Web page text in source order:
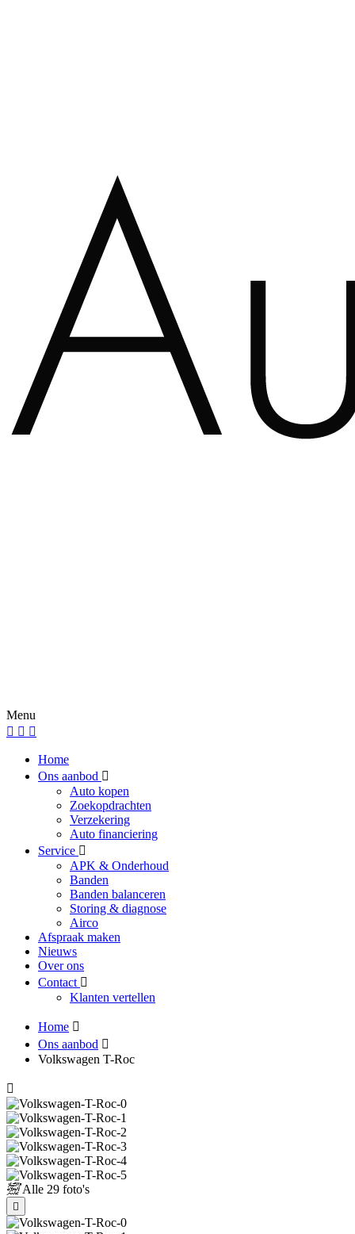
Menu
Home
Ons aanbod
Auto kopen
Zoekopdrachten
Verzekering
Auto financiering
Service
APK & Onderhoud
Banden
Banden balanceren
Storing & diagnose
Airco
Afspraak maken
Nieuws
Over ons
Contact
Klanten vertellen
Home
Ons aanbod
Volkswagen T-Roc
Alle 29 foto's